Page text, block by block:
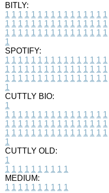
BITLY:
1 1 1 1 1 1 1 1 1 1 1 1 1 1 1 1
1 1 1 1 1 1 1 1 1 1 1 1 1 1 1 1
1 1 1 1 1 1 1 1 1 1 1 1 1 1 1 1
1
SPOTIFY:
1 1 1 1 1 1 1 1 1 1 1 1 1 1 1 1
1 1 1 1 1 1 1 1 1 1 1 1 1 1 1 1
1 1 1 1 1 1 1 1 1 1 1 1 1 1 1 1
1
CUTTLY BIO:
1
1 1 1 1 1 1 1 1 1 1 1 1 1 1 1 1
1 1 1 1 1 1 1 1 1 1 1 1 1 1 1 1
1 1 1 1 1 1 1 1 1 1 1 1 1 1 1 1
1
CUTTLY OLD:
1
1 1 1 1 1 1 1 1 1 1
MEDIUM:
1 1 1 1 1 1 1 1 1 1